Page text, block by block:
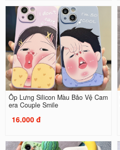
Ốp Lưng Silicon Màu Bảo Vệ Cam
era Couple Smile
16.000 đ